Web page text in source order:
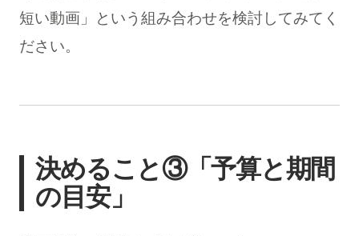
短い動画」という組み合わせを検討してみてく
ださい。
決めること③「予算と期間
の目安」